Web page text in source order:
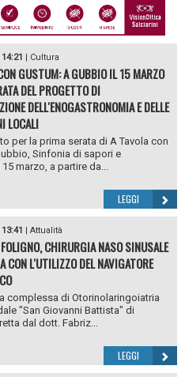
Cultura
GUSTUM: A GUBBIO IL 15 MARZO
DEL PROGETTO DI
DELL'ENOGASTRONOMIA E DELLE
LOCALI
per la prima serata di A Tavola con
Sinfonia di sapori e
marzo, a partire da...
LEGGI
Attualità
CHIRURGIA NASO SINUSALE
CON L'UTILIZZO DEL NAVIGATORE
complessa di Otorinolaringoiatria
"San Giovanni Battista" di
dal dott. Fabriz...
LEGGI